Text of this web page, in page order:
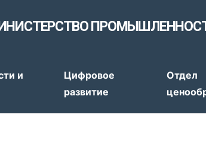
и
Цифровое
развитие
Отдел